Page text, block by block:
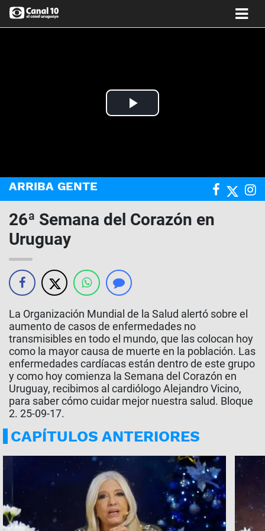
Play
ARRIBA GENTE
26ª Semana del Corazón en
Uruguay
La Organización Mundial de la Salud alertó sobre el
aumento de casos de enfermedades no
transmisibles en todo el mundo, que las colocan hoy
como la mayor causa de muerte en la población. Las
enfermedades cardíacas están dentro de este grupo
y como hoy comienza la Semana del Corazón en
Uruguay, recibimos al cardiólogo Alejandro Vicino,
para saber cómo cuidar mejor nuestra salud. Bloque
2. 25-09-17.
CAPÍTULOS ANTERIORES